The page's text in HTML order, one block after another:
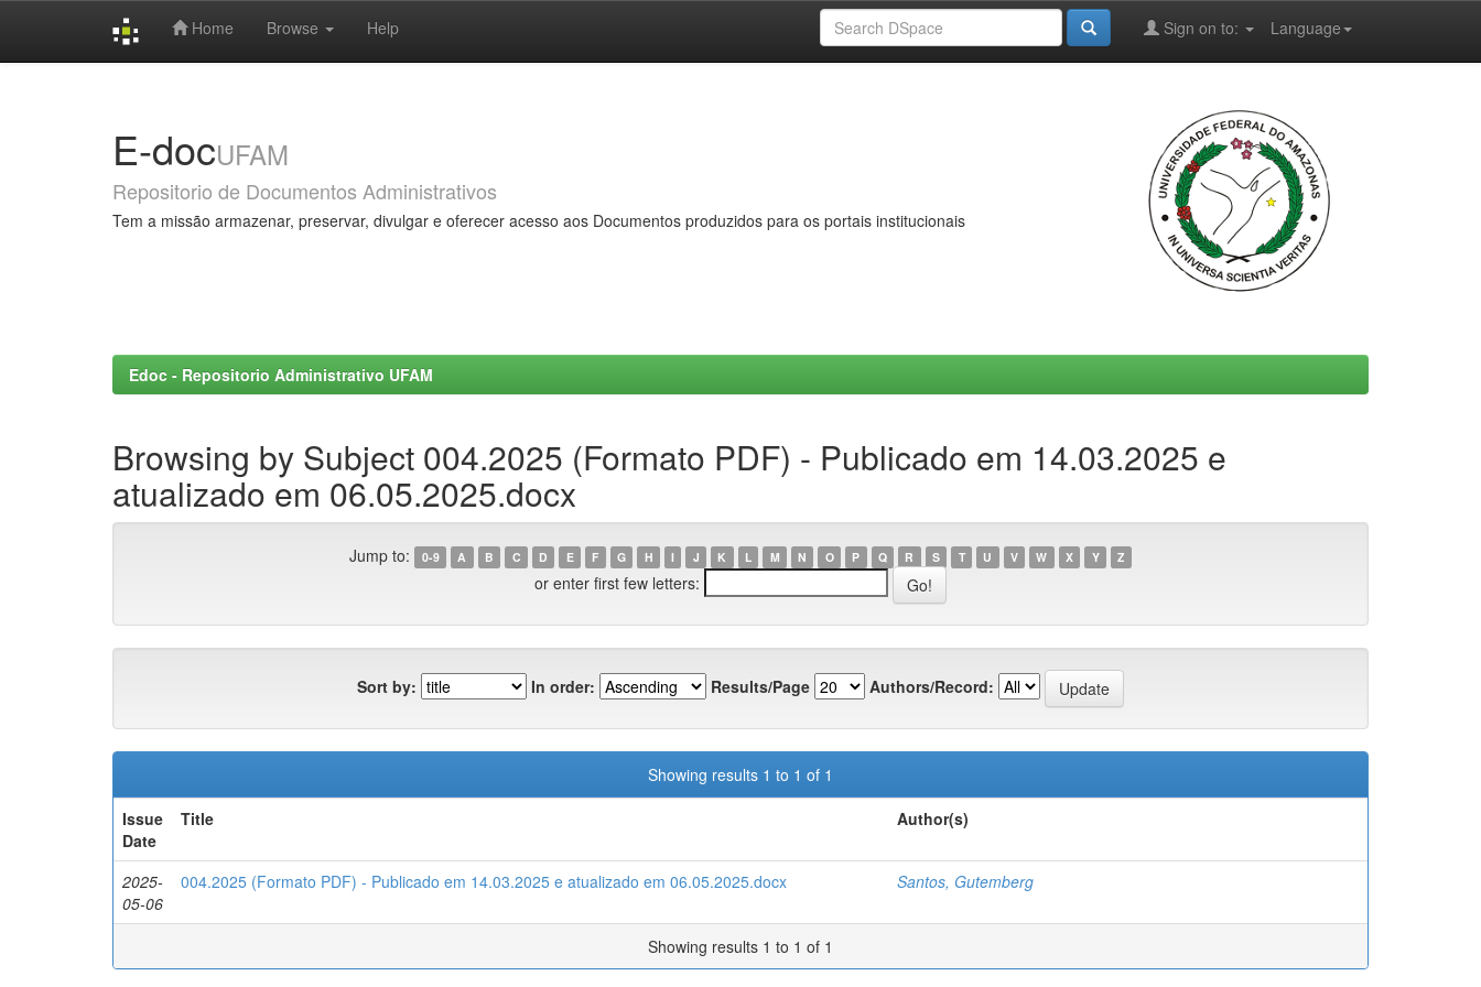
Home Browse Help Language
Sign on to:
E-docUFAM
Repositorio de Documentos Administrativos
Tem a missão armazenar, preservar, divulgar e oferecer acesso aos Documentos produzidos para os portais institucionais
Edoc - Repositorio Administrativo UFAM
Browsing by Subject 004.2025 (Formato PDF) - Publicado em 14.03.2025 e
atualizado em 06.05.2025.docx
Jump to: 0-9 A B C D E F G H I J K L M N O P Q R S T U V W X Y Z
or enter first few letters:
Sort by: In order: Results/Page Authors/Record:
Showing results 1 to 1 of 1
Issue
Date
Title Author(s)
2025-
05-06
004.2025 (Formato PDF) - Publicado em 14.03.2025 e atualizado em 06.05.2025.docx Santos, Gutemberg
Showing results 1 to 1 of 1